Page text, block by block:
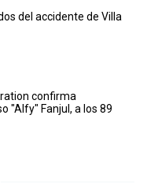
del accidente de Villa
confirma
"Alfy" Fanjul, a los 89